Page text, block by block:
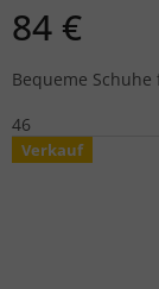
84 €
Bequeme
46
Verkauf